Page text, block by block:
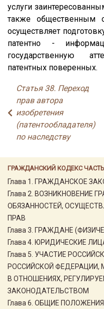
ГРАЖДАНСКИЙ КОДЕКС
Глава 1. ГРАЖДАНСКОЕ
Глава 2. ВОЗНИКНОВЕНИЕ
ОБЯЗАННОСТЕЙ,
ПРАВ
Глава 3. ГРАЖДАНЕ
Глава 4. ЮРИДИЧЕСКИЕ
Глава 5. УЧАСТИЕ
РОССИЙСКОЙ ФЕДЕРАЦИИ,
В ОТНОШЕНИЯХ,
ЗАКОНОДАТЕЛЬСТВОМ
Глава 6. ОБЩИЕ ПОЛОЖЕНИЯ
услуги
также общественным
осуществляет
патентно -
государственную
патентных поверенных.
Статья 38. Переход
прав автора
изобретения
(патентообладателя)
по наследству